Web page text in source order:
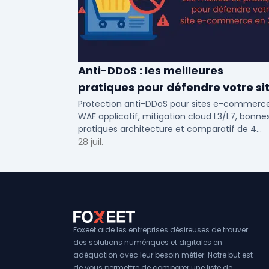
Anti-DDoS : les meilleures
pratiques pour défendre votre
e-commerce en 2025
Protection anti-DDoS pour sites e-
WAF applicatif, mitigation cloud L3/L7,
pratiques architecture et comparatif de 4
solutions testees par des DSI en 2025.
28 juil.
Foxeet aide les entreprises désireuses de trouver
des solutions numériques et digitales en
adéquation avec leur besoin métier. Notre but est